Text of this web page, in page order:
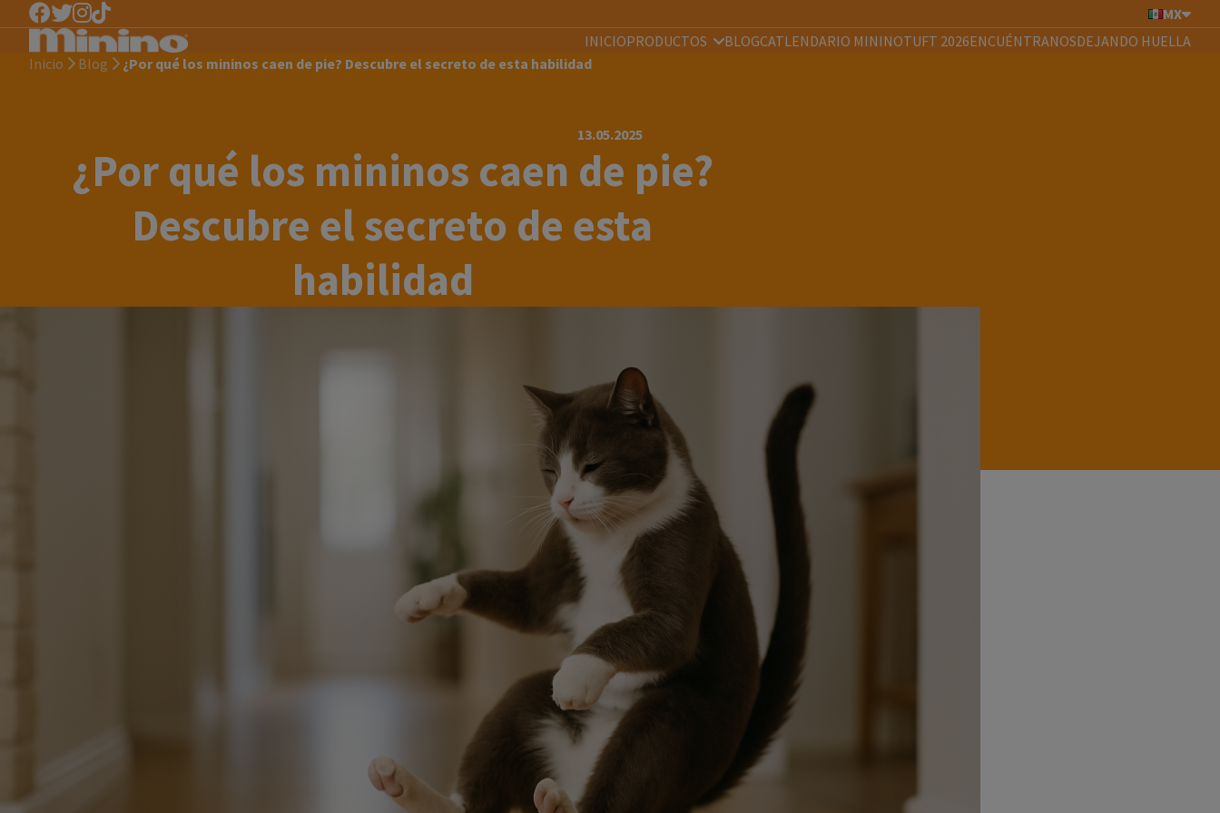
MX
INICIOPRODUCTOS BLOGCATLENDARIO MININOTUFT 2026ENCUÉNTRANOSDEJANDO HUELLA
Inicio
Blog ¿Por qué los mininos caen de pie? Descubre el secreto de esta habilidad
13.05.2025
¿Por qué los mininos caen de pie?
Descubre el secreto de esta
habilidad